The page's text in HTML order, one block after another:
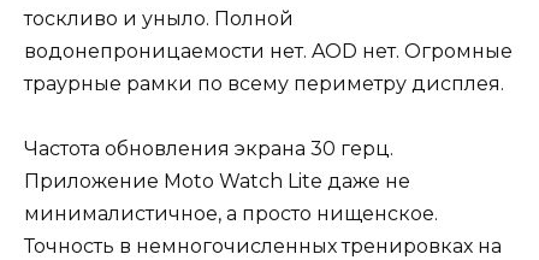
тоскливо и уныло. Полной
водонепроницаемости нет. AOD нет. Огромные
траурные рамки по всему периметру дисплея.
Частота обновления экрана 30 герц.
Приложение Moto Watch Lite даже не
минималистичное, а просто нищенское.
Точность в немногочисленных тренировках на